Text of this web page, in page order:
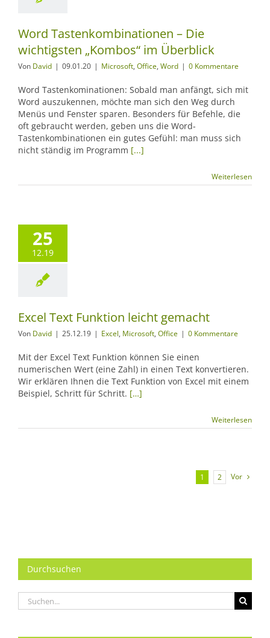
Word Tastenkombinationen – Die
wichtigsten „Kombos“ im Überblick
Von David | 09.01.20 | Microsoft, Office, Word | 0 Kommentare
Word Tastenkominationen: Sobald man anfängt, sich mit
Word auszukennen, möchte man sich den Weg durch
Menüs und Fenster sparen. Besonders für Befehle, die
oft gebraucht werden, geben uns die Word-
Tastenkombinationen ein gutes Gefühl: man muss sich
nicht ständig im Programm [...]
Weiterlesen
25
12.19
Excel Text Funktion leicht gemacht
Von David | 25.12.19 | Excel, Microsoft, Office | 0 Kommentare
Mit der Excel Text Funktion können Sie einen
numerischen Wert (eine Zahl) in einen Text konvertieren.
Wir erklären Ihnen die Text Funktion von Excel mit einem
Beispiel, Schritt für Schritt. […]
Weiterlesen
1 2 Vor
Durchsuchen
Suche
nach: